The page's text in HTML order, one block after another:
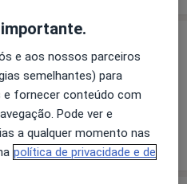
serviços e preços
adicionou nenhuma
serviços
e aos nossos parceiros
semelhantes) para
fornecer conteúdo com
Pode ver e
a qualquer momento nas
política de privacidade e de